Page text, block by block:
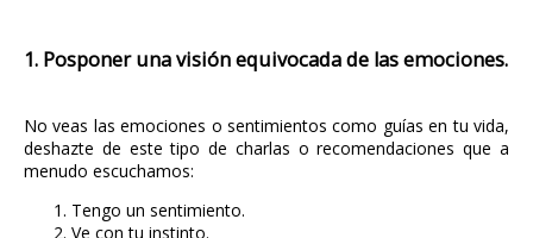
1. Posponer una visión equivocada de las emociones.
No veas las emociones o sentimientos como guías en tu vida,
deshazte de este tipo de charlas o recomendaciones que a
menudo escuchamos:
Tengo un sentimiento.
Ve con tu instinto.